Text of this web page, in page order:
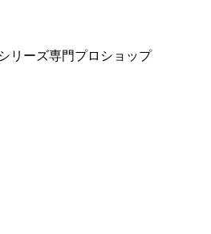
リーズ専門プロショップ